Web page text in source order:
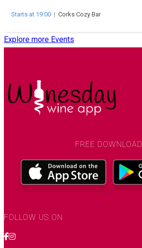
Starts at 19:00 | Corks Cozy Bar
Explore more Events
FREE DOWNLOAD
FOLLOW US ON